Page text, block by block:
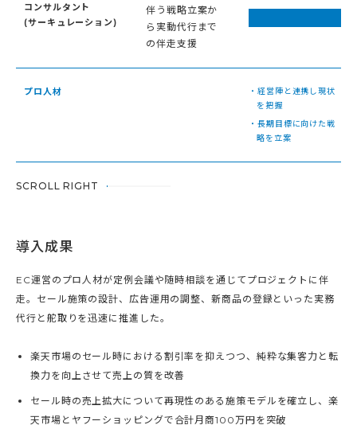
コンサルタント
(サーキュレーション)
伴う戦略立案か
ら実動代行まで
の伴走支援
プロ人材
・経営陣と連携し現状
を把握
・長期目標に向けた戦
略を立案
SCROLL RIGHT
導入成果
EC運営のプロ人材が定例会議や随時相談を通じてプロジェクトに伴
走。セール施策の設計、広告運用の調整、新商品の登録といった実務
代行と舵取りを迅速に推進した。
楽天市場のセール時における割引率を抑えつつ、純粋な集客力と転
換力を向上させて売上の質を改善
セール時の売上拡大について再現性のある施策モデルを確立し、楽
天市場とヤフーショッピングで合計月商100万円を突破